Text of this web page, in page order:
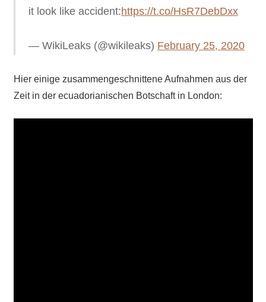
it look like accident:https://t.co/HsR7DebDxx
— WikiLeaks (@wikileaks) February 25, 2020
Hier einige zusammengeschnittene Aufnahmen aus der
Zeit in der ecuadorianischen Botschaft in London: